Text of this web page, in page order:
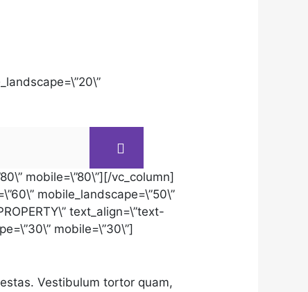
mobile=\”80\”][/vc_column]
mobile_landscape=\”50\”
text_align=\”text-
mobile=\”30\”]
Vestibulum tortor quam,